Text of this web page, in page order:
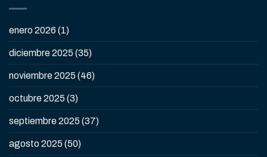
enero 2026 (1)
diciembre 2025 (35)
noviembre 2025 (46)
octubre 2025 (3)
septiembre 2025 (37)
agosto 2025 (50)